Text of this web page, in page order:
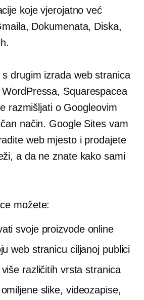
koje vjerojatno već
Dokumenata, Diska,
drugim izrada web stranica
Squarespacea
razmišljati o Googleovim
način. Google Sites vam
web mjesto i prodajete
a da ne znate kako sami
možete:
svoje proizvode online
web stranicu ciljanoj publici
različitih vrsta stranica
slike, videozapise,